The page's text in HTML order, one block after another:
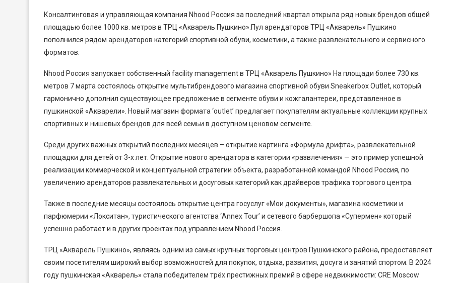
Консалтинговая и управляющая компания Nhood Россия за последний квартал открыла ряд новых брендов общей
площадью более 1000 кв. метров в ТРЦ «Акварель Пушкино».Пул арендаторов ТРЦ «Акварель» Пушкино
пополнился рядом арендаторов категорий спортивной обуви, косметики, а также развлекательного и сервисного
форматов.
Nhood Россия запускает собственный facility management в ТРЦ «Акварель Пушкино» На площади более 730 кв.
метров 7 марта состоялось открытие мультибрендового магазина спортивной обуви Sneakerbox Outlet, который
гармонично дополнил существующее предложение в сегменте обуви и кожгалантереи, представленное в
пушкинской «Акварели». Новый магазин формата ‘outlet’ предлагает покупателям актуальные коллекции крупных
спортивных и нишевых брендов для всей семьи в доступном ценовом сегменте.
Среди других важных открытий последних месяцев – открытие картинга «Формула дрифта», развлекательной
площадки для детей от 3-х лет. Открытие нового арендатора в категории «развлечения» — это пример успешной
реализации коммерческой и концептуальной стратегии объекта, разработанной командой Nhood Россия, по
увеличению арендаторов развлекательных и досуговых категорий как драйверов трафика торгового центра.
Также в последние месяцы состоялось открытие центра госуслуг «Мои документы», магазина косметики и
парфюмерии «Локситан», туристического агентства ‘Annex Tour’ и сетевого барбершопа «Супермен» который
успешно работает и в других проектах под управлением Nhood Россия.
ТРЦ «Акварель Пушкино», являясь одним из самых крупных торговых центров Пушкинского района, предоставляет
своим посетителям широкий выбор возможностей для покупок, отдыха, развития, досуга и занятий спортом. В 2024
году пушкинская «Акварель» стала победителем трёх престижных премий в сфере недвижимости: CRE Moscow